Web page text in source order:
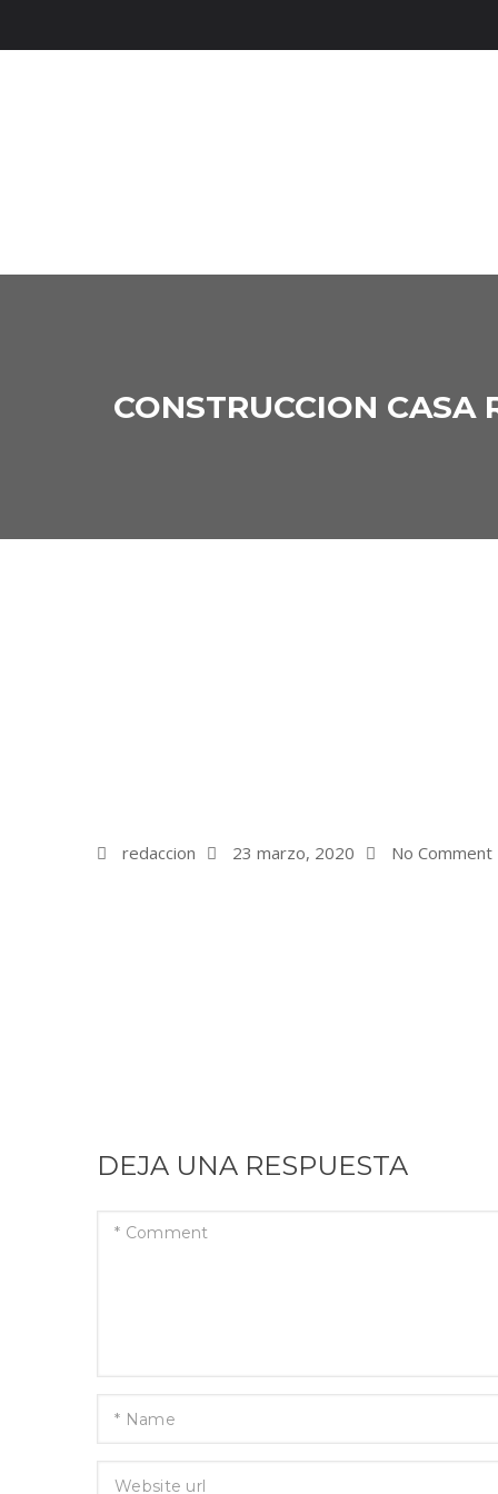
CONSTRUCCION CASA
redaccion 23 marzo, 2020 No Comment
DEJA UNA RESPUESTA